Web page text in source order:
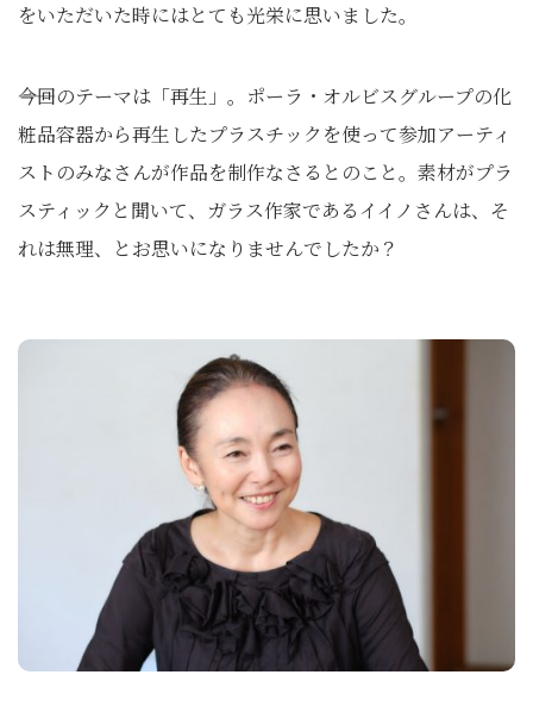
をいただいた時にはとても光栄に思いました。
――今回のテーマは「再生」。ポーラ・オルビスグループの化
粧品容器から再生したプラスチックを使って参加アーティ
ストのみなさんが作品を制作なさるとのこと。素材がプラ
スティックと聞いて、ガラス作家であるイイノさんは、そ
れは無理、とお思いになりませんでしたか？